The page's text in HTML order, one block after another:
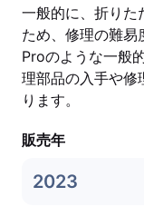
一般的に、折りた
ため、修理の難
Proのような一般
理部品の入手や修
ります。
販売年
2023